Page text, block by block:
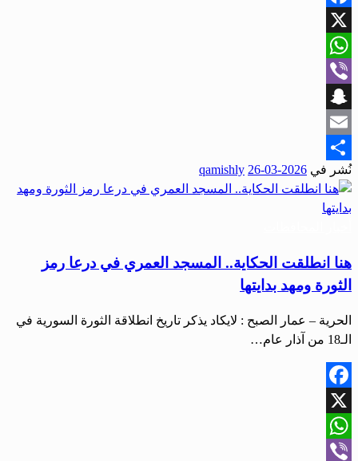
Facebook
X
WhatsApp
Viber
Snapchat
Email
Share
نُشر في 2026-03-26
qamishly
هنا انطلقت الحكاية.. المسجد العمري في درعا رمز
الثورة ومهد بدايتها
الحرية – عمار الصبح : لايكاد يذكر تاريخ انطلاقة الثورة السورية في
الـ18 من آذار عام…
Facebook
X
WhatsApp